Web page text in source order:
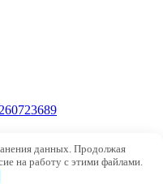
данных. Продолжая
на работу с этими файлами.